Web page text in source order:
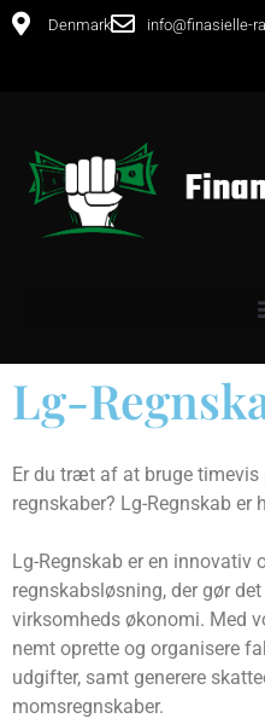
Denmark info@finasielle-
Lg-
Er du træt af at bruge
regnskaber? Lg-Regnskab er
Lg-Regnskab er en innovativ
regnskabsløsning, der gør
virksomheds økonomi. Med
nemt oprette og organisere
udgifter, samt generere
momsregnskaber.